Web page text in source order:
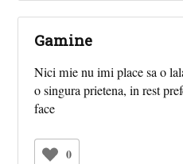
Gamine
Nici mie nu imi place sa o
o singura prietena, in rest
face
0